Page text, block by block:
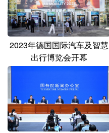
2023年德国国际汽车及智慧
出行博览会开幕